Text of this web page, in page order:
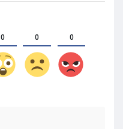
0 0 0